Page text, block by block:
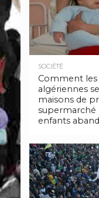
SOCIÉTÉ
Comment les
algériennes
maisons de
supermarché
enfants